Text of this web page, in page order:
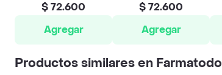
$ 72.600
Agregar
$ 72.600
Agregar
Productos similares en Farmatodo